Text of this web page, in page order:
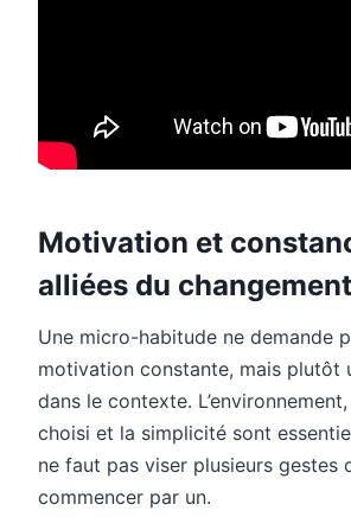
Motivation et
alliées du
Une micro-habitude ne demande
motivation constante, mais plutôt
dans le contexte.
choisi et la simplicité sont
ne faut pas viser plusieurs gestes
commencer par un.